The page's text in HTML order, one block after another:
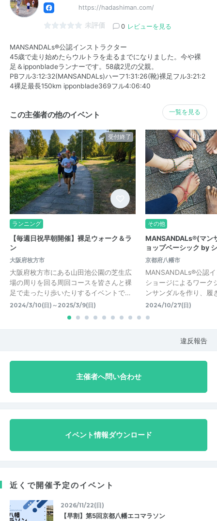
https://hadashiman.com/
未評価 0 レビューを見る
MANSANDALs®️公認インストラクター
45歳で走り始めたらウルトラを走るまでになりました。今や裸
足＆ipponbladeランナーです。58歳2児の父親。
PBフル3:12:32(MANSANDALs)ハーフ1:31:26(靴)裸足フル3:21:2
4裸足最長150km ipponblade369フル4:06:40
この主催者の他のイベント 一覧を見る
受付終了
ランニング
【毎週日祝早朝開催】裸足ウォーク＆ラ
ン
大阪府枚方市
大阪府枚方市にある山田池公園の芝生広
場の周りを回る周回コースを皆さんと裸
足で走ったり歩いたりするイベントで…
2024/3/10(日)～2025/3/9(日)
その他
MANSANDALs®(マン
ョップベーシック by
京都府八幡市
MANSANDALs®️公認
ショージによるワーク
ンサンダルを作り、
2024/10/27(日)
違反報告
主催者へ問い合わせ
イベント情報ダウンロード
近くで開催予定のイベント
2026/11/22(日)
【早割】第5回京都八幡エコマラソン